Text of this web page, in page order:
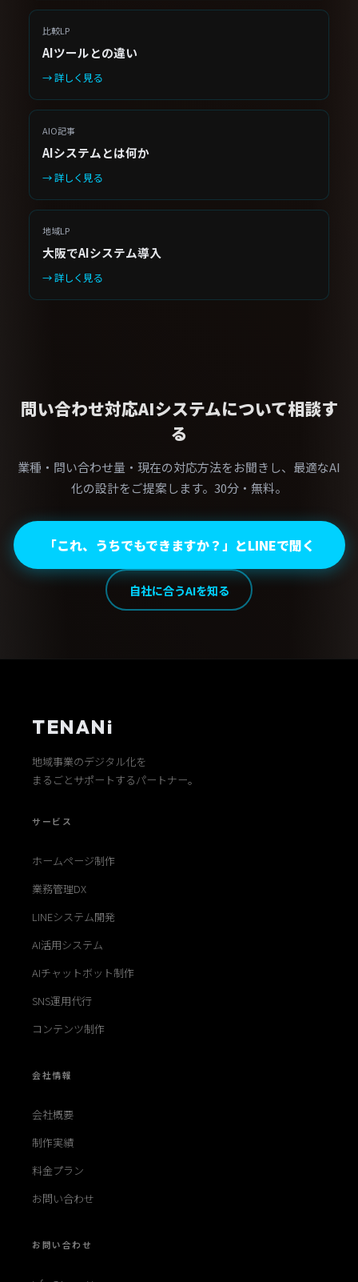
比較LP
AIツールとの違い
→ 詳しく見る
AIO記事
AIシステムとは何か
→ 詳しく見る
地域LP
大阪でAIシステム導入
→ 詳しく見る
問い合わせ対応AIシステムについて相談す
る
業種・問い合わせ量・現在の対応方法をお聞きし、最適なAI
化の設計をご提案します。30分・無料。
「これ、うちでもできますか？」とLINEで聞く
自社に合うAIを知る
TENANi
地域事業のデジタル化を
まるごとサポートするパートナー。
サービス
ホームページ制作
業務管理DX
LINEシステム開発
AI活用システム
AIチャットボット制作
SNS運用代行
コンテンツ制作
会社情報
会社概要
制作実績
料金プラン
お問い合わせ
お問い合わせ